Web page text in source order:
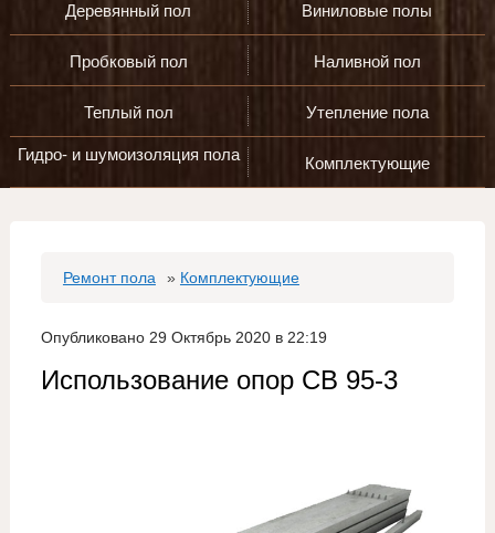
Деревянный пол Виниловые полы
Пробковый пол Наливной пол
Теплый пол Утепление пола
Гидро- и шумоизоляция пола Комплектующие
Ремонт пола » Комплектующие
Опубликовано 29 Октябрь 2020 в 22:19
Использование опор СВ 95-3